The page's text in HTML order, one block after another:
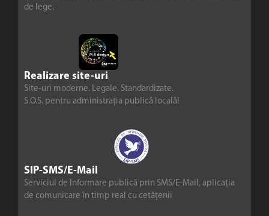
de lege.
Realizare site-uri
Site-uri moderne. Legale. Standardizate.
S.O.S. pentru administrația publică locală!
SIP-SMS/E-Mail
Serviciul de Informare publică prin SMS/E-Mail, aplicația
de comunicare în timp real cu cetățenii